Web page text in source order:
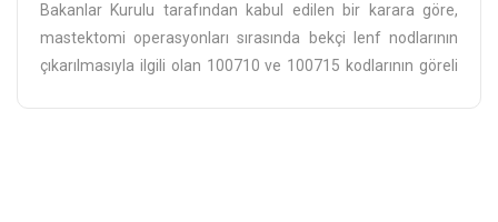
Bakanlar Kurulu tarafından kabul edilen bir karara göre,
mastektomi operasyonları sırasında bekçi lenf nodlarının
çıkarılmasıyla ilgili olan 100710 ve 100715 kodlarının göreli